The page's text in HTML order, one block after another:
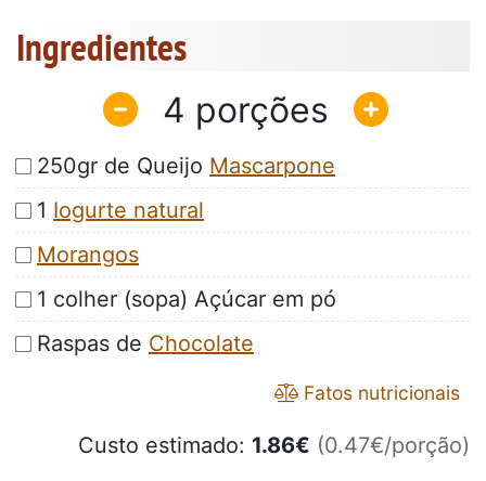
Ingredientes
4
250gr de Queijo Mascarpone
1 Iogurte natural
Morangos
1 colher (sopa) Açúcar em pó
Raspas de Chocolate
Fatos nutricionais
Custo estimado: 1.86€ (0.47€/porção)